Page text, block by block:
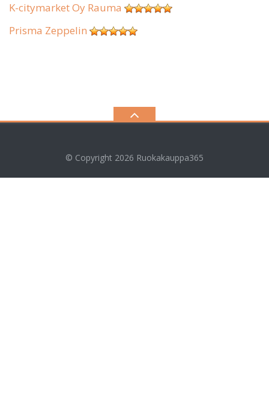
K-citymarket Oy Rauma
Prisma Zeppelin
© Copyright 2026 Ruokakauppa365